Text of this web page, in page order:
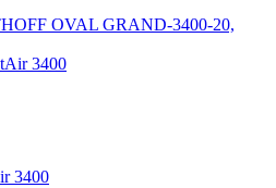
OVAL GRAND-3400-20,
3400